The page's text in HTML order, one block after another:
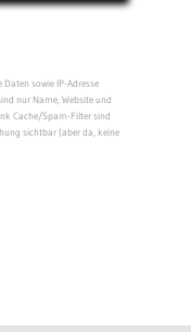
sowie IP-Adresse
nur Name, Website und
Cache/Spam-Filter sind
sichtbar (aber da, keine